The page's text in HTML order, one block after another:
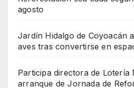
agosto
Jardín Hidalgo de Coyoacán
aves tras convertirse en
Participa directora de Lotería
arranque de Jornada de